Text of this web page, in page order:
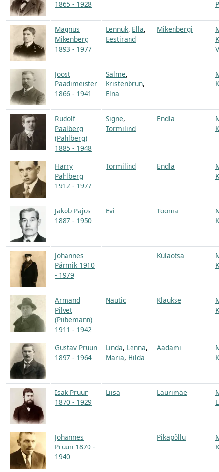
1865 - 1928
Magnus
Mikenberg
1893 - 1977
Lennuk, Ella,
Eestirand
Mikenbergi
Joost
Paadimeister
1866 - 1941
Salme,
Kristenbrun,
Elna
Rudolf
Paalberg
(Pahlberg)
1885 - 1948
Signe,
Tormilind
Endla
Harry
Pahlberg
1912 - 1977
Tormilind Endla
Jakob Pajos
1887 - 1950
Evi Tooma
Johannes
Pärmik 1910
- 1979
Külaotsa
Armand
Pilvet
(Piibemann)
1911 - 1942
Nautic Klaukse
Gustav Pruun
1897 - 1964
Linda, Lenna,
Maria, Hilda
Aadami
Isak Pruun
1870 - 1929
Liisa Laurimäe
Johannes
Pruun 1870 -
1940
Pikapõllu